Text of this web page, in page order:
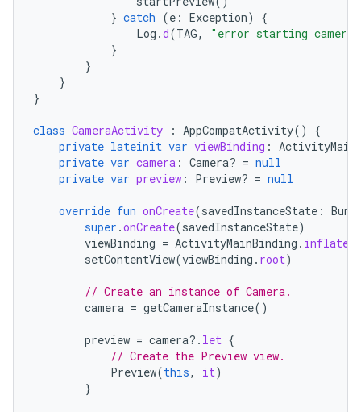
} catch (e : Exception)
{
Log .d(TAG,
"error starting camera
}
}
}
}
class CameraActivity : AppCompatActivity()
{
private lateinit var viewBinding :
private var camera : Camera? = null
private var preview : Preview? = null
override fun onCreate(savedInstanceState :
super .onCreate(savedInstanceState)
viewBinding = ActivityMainBinding . inflate
setContentView(viewBinding . root)
// Create an instance of Camera.
camera = getCameraInstance()
preview = camera?. let {
// Create the Preview view.
Preview(this, it)
}